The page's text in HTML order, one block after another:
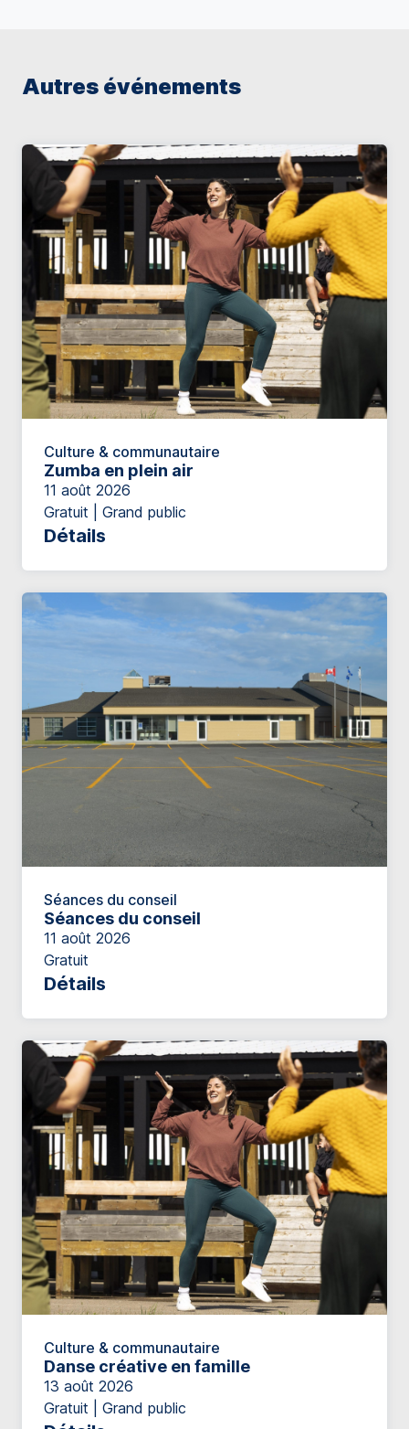
Autres événements
Culture & communautaire
Zumba en plein air
11 août 2026
Gratuit | Grand public
Détails
Séances du conseil
Séances du conseil
11 août 2026
Gratuit
Détails
Culture & communautaire
Danse créative en famille
13 août 2026
Gratuit | Grand public